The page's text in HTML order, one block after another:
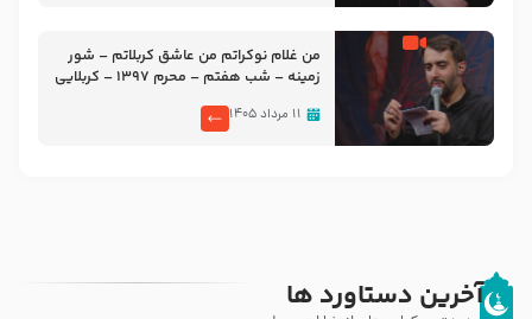
من غلام نوکراتم من عاشق کربلاتم – شور
زمینه – شب هفتم – محرم 1397 – کربلایی
۱۱ مرداد ۱۴۰۵
آخرین دستاورد ها